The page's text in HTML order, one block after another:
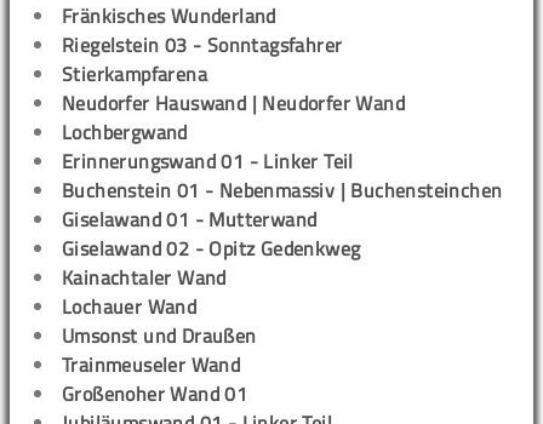
Fränkisches Wunderland
Riegelstein 03 - Sonntagsfahrer
Stierkampfarena
Neudorfer Hauswand | Neudorfer Wand
Lochbergwand
Erinnerungswand 01 - Linker Teil
Buchenstein 01 - Nebenmassiv | Buchensteinchen
Giselawand 01 - Mutterwand
Giselawand 02 - Opitz Gedenkweg
Kainachtaler Wand
Lochauer Wand
Umsonst und Draußen
Trainmeuseler Wand
Großenoher Wand 01